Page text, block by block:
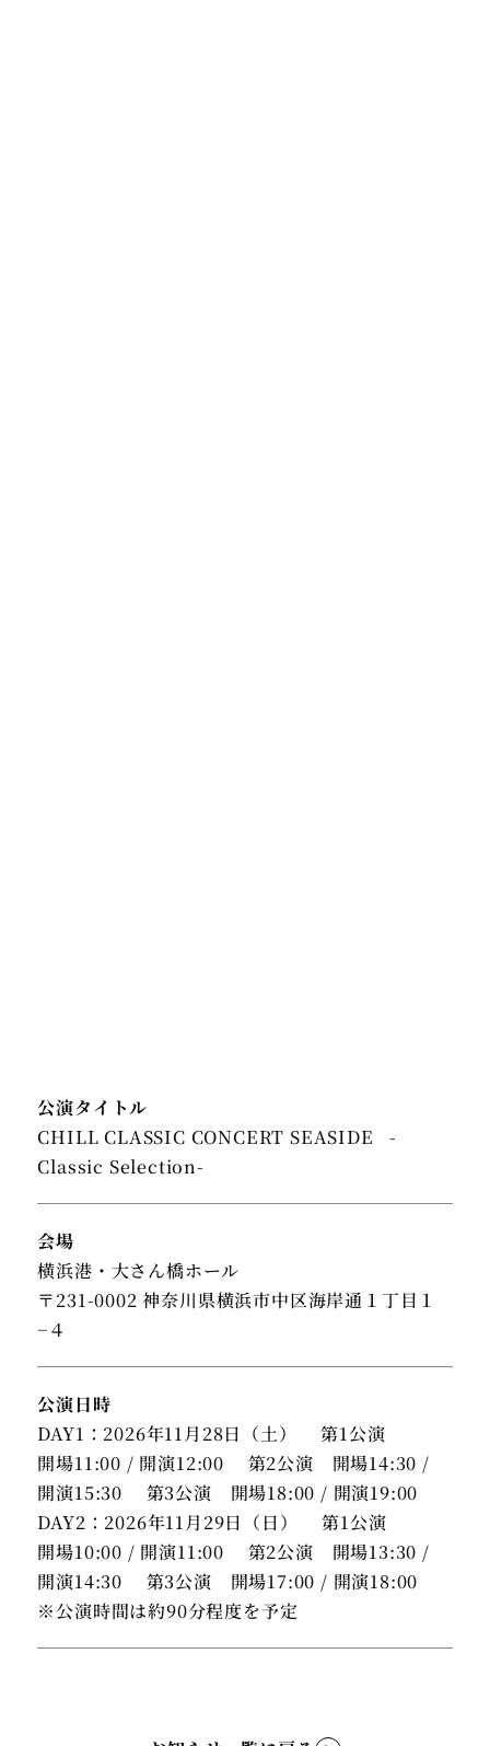
公演タイトル
CHILL CLASSIC CONCERT SEASIDE -
Classic Selection-
会場
横浜港・大さん橋ホール
〒231-0002 神奈川県横浜市中区海岸通１丁目１
−４
公演日時
DAY1：2026年11月28日（土） 第1公演
開場11:00 / 開演12:00 第2公演 開場14:30 /
開演15:30 第3公演 開場18:00 / 開演19:00
DAY2：2026年11月29日（日） 第1公演
開場10:00 / 開演11:00 第2公演 開場13:30 /
開演14:30 第3公演 開場17:00 / 開演18:00
※公演時間は約90分程度を予定